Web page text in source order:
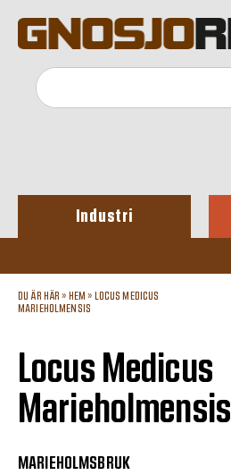
Industri
DU ÄR HÄR » HEM »
LOCUS MEDICUS
MARIEHOLMENSIS
Locus Medicus
Marieholmensis
MARIEHOLMSBRUK